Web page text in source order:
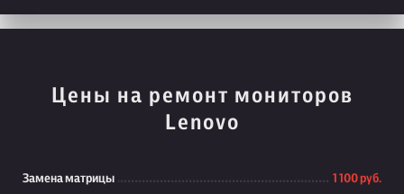
Цены на ремонт мониторов
Lenovo
Замена матрицы 1 100 руб.